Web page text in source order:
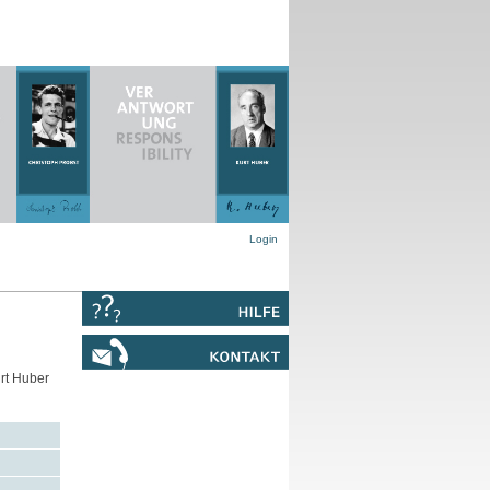
Login
Huber